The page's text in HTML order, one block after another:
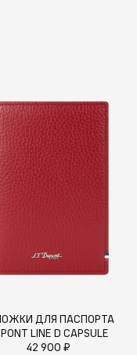
ДЛЯ ПАСПОРТА
LINE D CAPSULE
42 900 ₽